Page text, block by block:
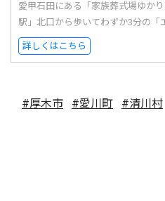
愛甲石田にある「家族葬式場ゆか
駅」北口から歩いてわずか3分の「
詳しくはこちら
#厚木市 #愛川町 #清川村